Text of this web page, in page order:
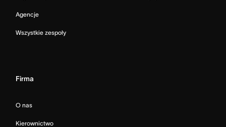
Agencje
Wszystkie zespoły
Firma
O nas
Kierownictwo